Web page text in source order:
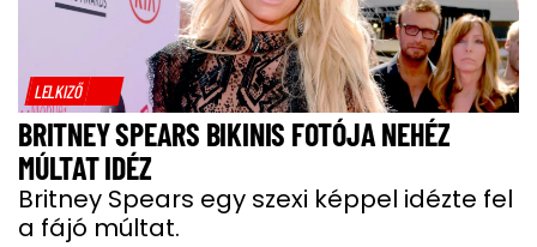
LELKIZŐ
BRITNEY SPEARS BIKINIS FOTÓJA NEHÉZ
MÚLTAT IDÉZ
Britney Spears egy szexi képpel idézte fel
a fájó múltat.